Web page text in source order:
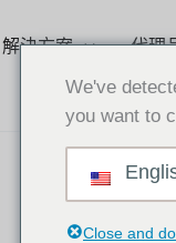
解決方案 代理
We've
you want to
Close and